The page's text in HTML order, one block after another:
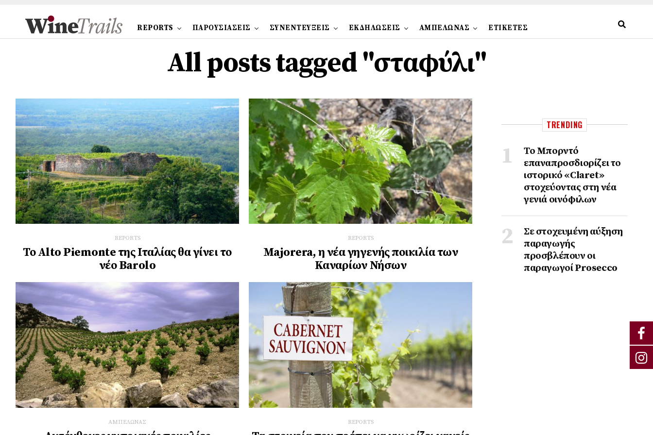
REPORTS ΠΑΡΟΥΣΙΑΣΕΙΣ ΣΥΝΕΝΤΕΥΞΕΙΣ ΕΚΔΗΛΩΣΕΙΣ ΑΜΠΕΛΩΝΑΣ ΕΤΙΚΕΤΕΣ
All posts tagged "σταφύλι"
REPORTS
Το Alto Piemonte της Ιταλίας θα γίνει το
νέο Barolo
REPORTS
Majorera, η νέα γηγενής ποικιλία των
Καναρίων Νήσων
ΑΜΠΕΛΩΝΑΣ REPORTS
TRENDING
Το Μπορντό
επαναπροσδιορίζει το
ιστορικό «Claret»
στοχεύοντας στη νέα
γενιά οινόφιλων
Σε στοχευμένη αύξηση
παραγωγής
προσβλέπουν οι
παραγωγοί Prosecco